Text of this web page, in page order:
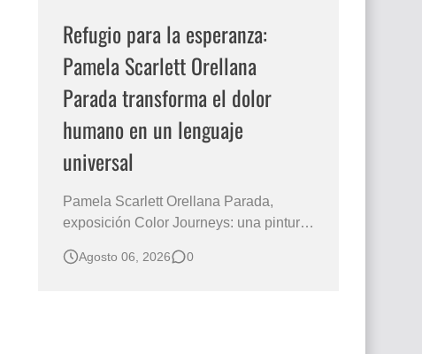
Refugio para la esperanza:
Pamela Scarlett Orellana
Parada transforma el dolor
humano en un lenguaje
universal
Pamela Scarlett Orellana Parada,
exposición Color Journeys: una pintura
primera mirada basta para comprender
Agosto 06, 2026 0